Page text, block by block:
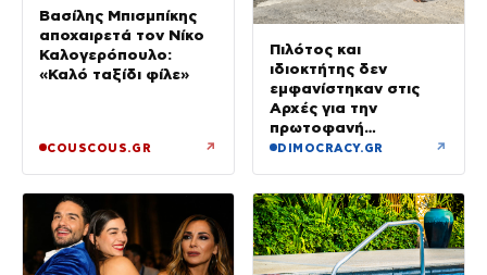
Βασίλης Μπισμπίκης
αποχαιρετά τον Νίκο
Καλογερόπουλο:
«Καλό ταξίδι φίλε»
COUSCOUS.GR ↗
Πιλότος και
ιδιοκτήτης δεν
εμφανίστηκαν στις
Αρχές για την
πρωτοφανή
προσγείωση του
DIMOCRACY.GR ↗